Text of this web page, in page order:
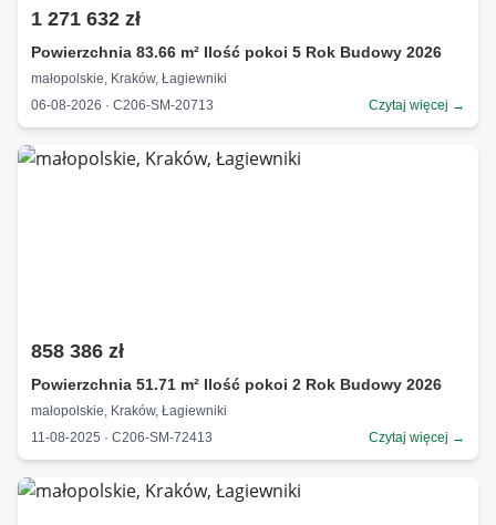
1 271 632 zł
Powierzchnia 83.66 m² Ilość pokoi 5 Rok Budowy 2026
małopolskie, Kraków, Łagiewniki
06-08-2026 · C206-SM-20713
Czytaj więcej →
858 386 zł
Powierzchnia 51.71 m² Ilość pokoi 2 Rok Budowy 2026
małopolskie, Kraków, Łagiewniki
11-08-2025 · C206-SM-72413
Czytaj więcej →